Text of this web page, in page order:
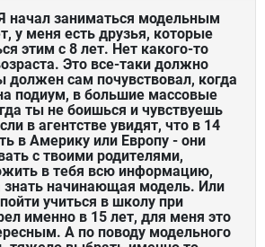
начал заниматься модельным
у меня есть друзья, которые
этим с 8 лет. Нет какого-то
Это все-таки должно
должен сам почувствовал, когда
подиум, в большие массовые
ты не боишься и чувствуешь
в агентстве увидят, что в 14
в Америку или Европу - они
с твоими родителями,
в тебя всю информацию,
начинающая модель. Или
учиться в школу при
именно в 15 лет, для меня это
А по поводу модельного